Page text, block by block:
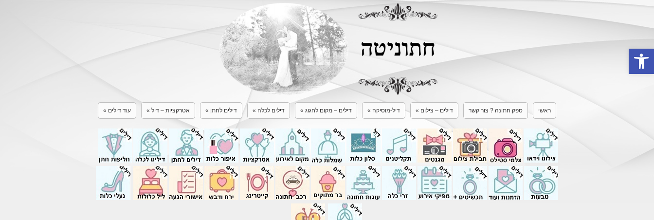
Open toolbar
ראשי ספק חתונה ? צור קשר דילים – צילום » דיל-מוסיקה » דילים – מקום לחגוג » דילים לכלה » דילים לחתן » אטרקציות – דיל » עוד דילים »